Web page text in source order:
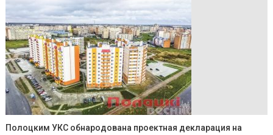
Полоцким УКС обнародована проектная декларация на